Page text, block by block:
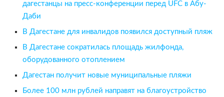
дагестанцы на пресс-конференции перед UFC в Абу-
Даби
В Дагестане для инвалидов появился доступный пляж
В Дагестане сократилась площадь жилфонда,
оборудованного отоплением
Дагестан получит новые муниципальные пляжи
Более 100 млн рублей направят на благоустройство